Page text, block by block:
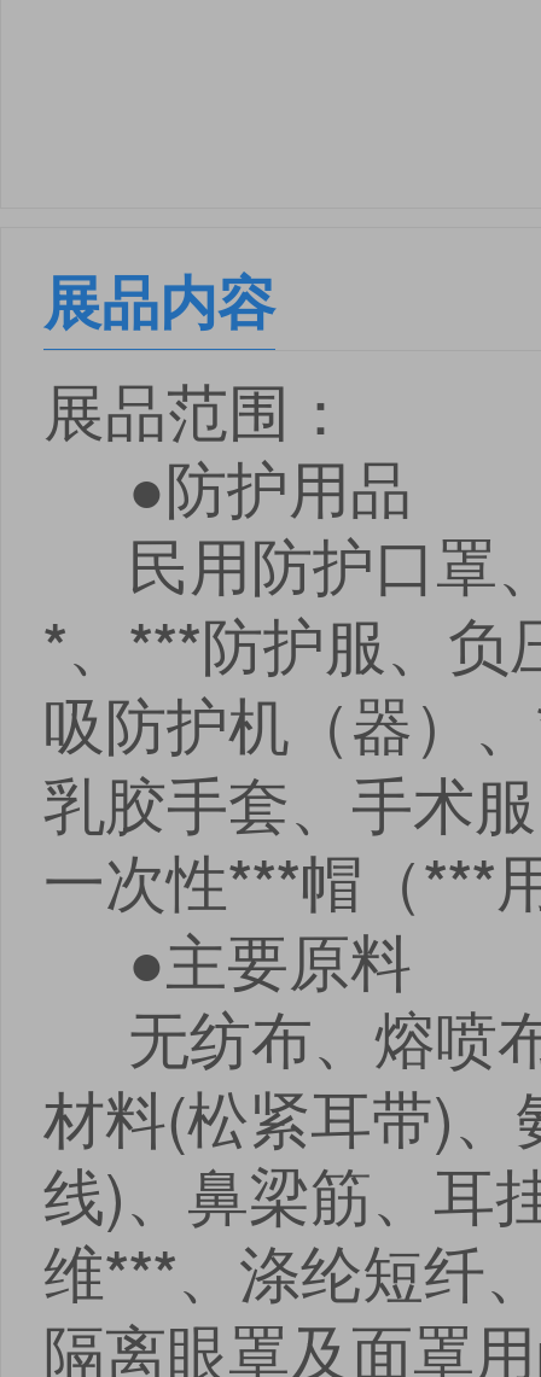
展品内容
展品范围：
●防护用品
民用防护口罩
*、 ***防护服、负
吸防护机（器）、
乳胶手套、手术
一次性***帽（***
●主要原料
无纺布、熔喷
材料(松紧耳带)
线)、鼻梁筋、耳
维***、涤纶短纤
隔离眼罩及面罩
点击
安卓版下载
点击
iOS版下载